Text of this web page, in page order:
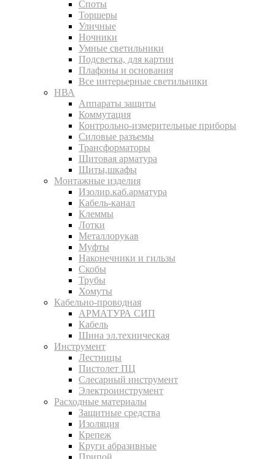
Споты
Торшеры
Уличные
Ночники
Умные светильники
Подсветка, для картин
Плафоны и основания
Все интерьерные светильники
НВА
Аппараты защиты
Коммутация
Контрольно-измерительные приборы
Силовые разъемы
Трансформаторы
Щитовая арматура
Щиты,шкафы
Монтажные изделия
Изолир.каб.арматура
Кабель-канал
Клеммы
Лотки
Металлорукав
Муфты
Наконечники и гильзы
Скобы
Трубы
Хомуты
Кабельно-проводная
АРМАТУРА СИП
Кабель
Шина эл.техническая
Инструмент
Лестницы
Пистолет ПЦ
Слесарный инструмент
Электроинструмент
Расходные материалы
Защитные средства
Изоляция
Крепеж
Круги абразивные
Припой